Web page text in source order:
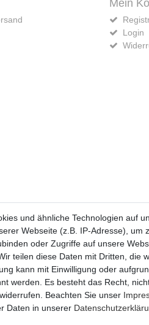
Mein
Login
Widerrufs­recht
und ähnliche Technologien auf
Webseite (z.B. IP-Adresse),
oder Zugriffe auf unsere
teilen diese Daten mit Dritten, die
kann mit Einwilligung oder
werden. Es besteht das Recht,
Beachten Sie unser
Daten in unserer